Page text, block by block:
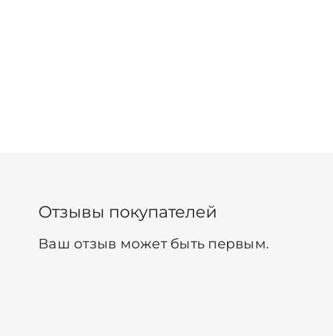
Отзывы покупателей
Ваш отзыв может быть первым.